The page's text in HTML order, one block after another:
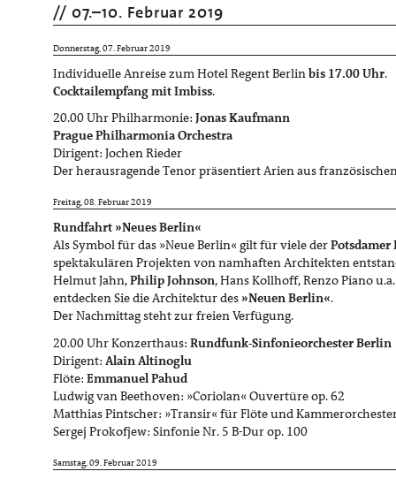
07.–10. Februar 2019
Donnerstag, 07. Februar 2019
Individuelle Anreise zum Hotel Regent Berlinbis 17.00 Uhr.
Cocktailempfang mit Imbiss.
20.00 Uhr Philharmonie: Jonas Kaufmann
Prague Philharmonia Orchestra
Dirigent: Jochen Rieder
Der herausragende Tenor präsentiert Arien aus
Freitag, 08. Februar 2019
Rundfahrt »Neues Berlin«
Als Symbol für das »Neue Berlin« gilt für viele derPotsdamer
spektakulären Projekten von namhaften Architekten
Helmut Jahn,Philip Johnson, Hans Kollhoff, Renzo Piano
entdecken Sie die Architektur des »Neuen Berlin«.
Der Nachmittag steht zur freien Verfügung.
20.00 Uhr Konzerthaus: Rundfunk-Sinfonieorchester Berlin
Dirigent: Alain Altinoglu
Flöte: Emmanuel Pahud
Ludwig van Beethoven: »Coriolan« Ouvertüre op. 62
Matthias Pintscher: »Transir« für Flöte und
Sergej Prokofjew: Sinfonie Nr. 5 B-Dur op. 100
Samstag, 09. Februar 2019